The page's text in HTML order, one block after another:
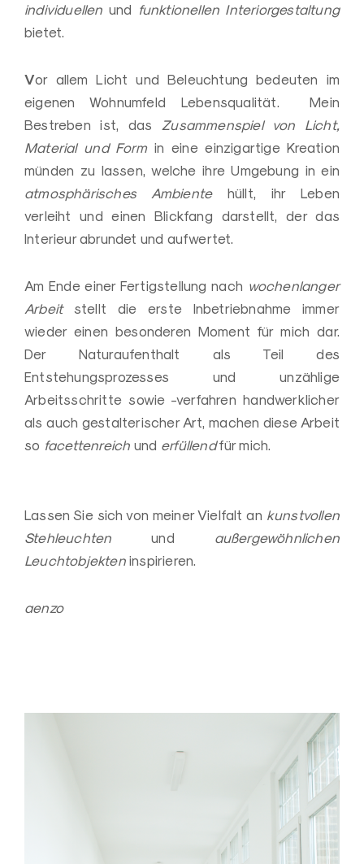
individuellen und funktionellen Interiorgestaltung
bietet.
Vor allem Licht und Beleuchtung bedeuten im
eigenen Wohnumfeld Lebensqualität. Mein
Bestreben ist, das Zusammenspiel von Licht,
Material und Formin eine einzigartige Kreation
münden zu lassen, welche ihre Umgebung in ein
atmosphärisches Ambientehüllt, ihr Leben
verleiht und einen Blickfang darstellt, der das
Interieur abrundet und aufwertet.
Am Ende einer Fertigstellung nach wochenlanger
Arbeitstellt die erste Inbetriebnahme immer
wieder einen besonderen Moment für mich dar.
Der Naturaufenthalt als Teil des
Entstehungsprozesses und unzählige
Arbeitsschritte sowie -verfahren handwerklicher
als auch gestalterischer Art, machen diese Arbeit
so facettenreich und erfüllendfür mich.
Lassen Sie sich von meiner Vielfalt an kunstvollen
Stehleuchten und außergewöhnlichen
Leuchtobjekteninspirieren.
aenzo